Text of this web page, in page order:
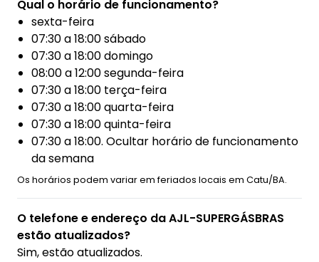
Qual o horário de funcionamento?
sexta-feira
07:30 a 18:00 sábado
07:30 a 18:00 domingo
08:00 a 12:00 segunda-feira
07:30 a 18:00 terça-feira
07:30 a 18:00 quarta-feira
07:30 a 18:00 quinta-feira
07:30 a 18:00. Ocultar horário de funcionamento
da semana
Os horários podem variar em feriados locais em Catu/BA.
O telefone e endereço da AJL-SUPERGÁSBRAS
estão atualizados?
Sim, estão atualizados.